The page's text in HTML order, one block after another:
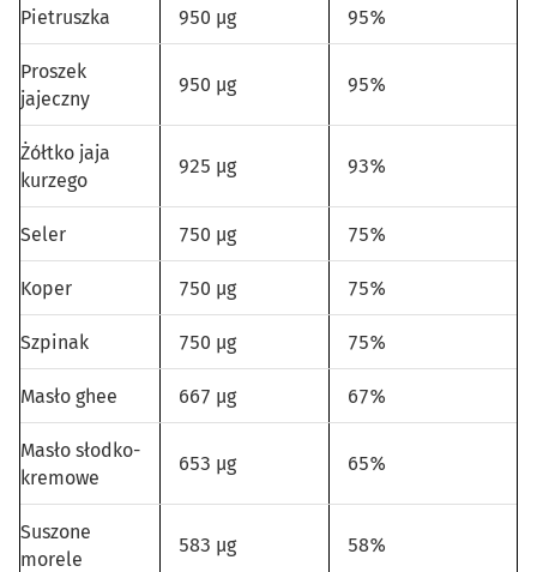
Pietruszka 950 µg 95%
Proszek
jajeczny
950 µg 95%
Żółtko jaja
kurzego
925 µg 93%
Seler 750 µg 75%
Koper 750 µg 75%
Szpinak 750 µg 75%
Masło ghee 667 µg 67%
Masło słodko-
kremowe
653 µg 65%
Suszone
morele
583 µg 58%